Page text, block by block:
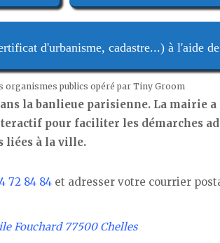
d'urbanisme, cadastre...) à l'aide
publics opéré par Tiny Groom
la banlieue parisienne. La mairie
pour faciliter les démarches
liées à la ville.
72 84 84 et adresser votre courrier
Fouchard 77500 Chelles